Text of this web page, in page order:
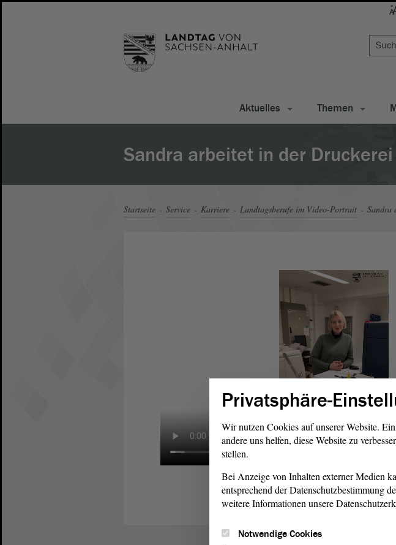
Aktuelles Themen
Sandra arbeitet in der Druckerei
Startseite Service Karriere Landtagsberufe im Video-Portrait Sandra
Privatsphäre-
Wir nutzen Cookies auf unserer Website.
andere uns helfen, diese Website zu
stellen.
Bei Anzeige von Inhalten externer Medien
entsprechend der Datenschutzbestimmung
weitere Informationen unsere
Notwendige Cookies